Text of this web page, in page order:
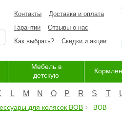
Контакты
Доставка и оплата
Гарантии
Отзывы о нас
Как выбрать?
Скидки и акции
Мебель в
детскую
L M N O P R S T
для колясок BOB BOB